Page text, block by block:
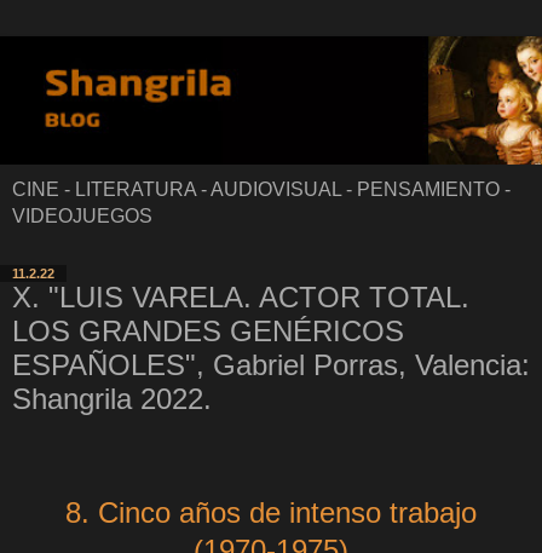
CINE - LITERATURA - AUDIOVISUAL - PENSAMIENTO -
VIDEOJUEGOS
11.2.22
X. "LUIS VARELA. ACTOR TOTAL.
LOS GRANDES GENÉRICOS
ESPAÑOLES", Gabriel Porras, Valencia:
Shangrila 2022.
8. Cinco años de intenso trabajo